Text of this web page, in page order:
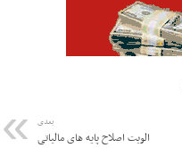
بعدی
الویت اصلاح پایه های مالیاتی